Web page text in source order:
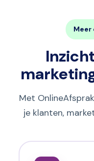
Meer
Met
je klanten,